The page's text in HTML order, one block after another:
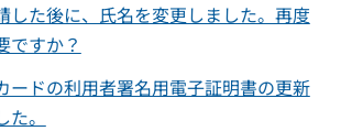
した後に、氏名を変更しました。再度
ですか？
ードの利用者署名用電子証明書の更新
。